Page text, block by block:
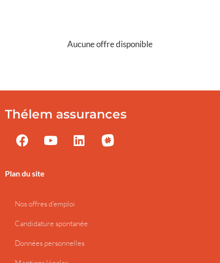
Aucune offre disponible
Thélem assurances
Plan du site
Nos offres d’emploi
Candidature spontanée
Données personnelles